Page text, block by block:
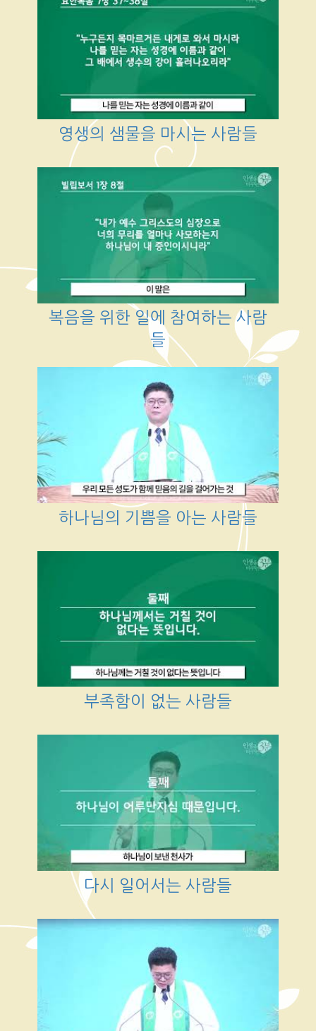
영생의 샘물을 마시는 사람들
복음을 위한 일에 참여하는 사람
들
하나님의 기쁨을 아는 사람들
부족함이 없는 사람들
다시 일어서는 사람들